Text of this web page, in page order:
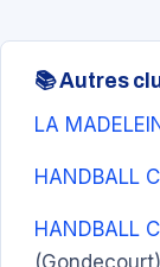
📚 Autres
LA
HANDBALL
HANDBALL
(Gondecourt)